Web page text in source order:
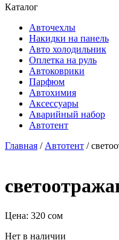
Каталог
Авточехлы
Накидки на панель
Авто холодильник
Оплетка на руль
Автоковрики
Парфюм
Автохимия
Аксессуары
Аварийный набор
Автотент
Главная / Автотент /
Цена: 320 сом
Нет в наличии